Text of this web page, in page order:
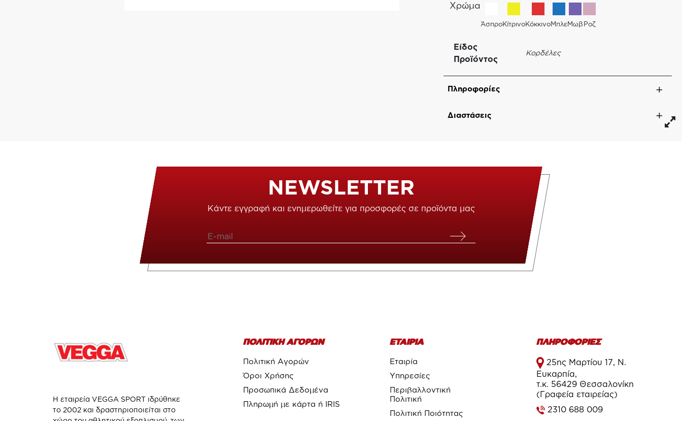
Χρώμα
ΆσπροΚίτρινοΚόκκινοΜπλεΜωβ Ροζ
Είδος
Προϊόντος
Κορδέλες
Πληροφορίες
Διαστάσεις
NEWSLETTER
Κάντε εγγραφή και ενημερωθείτε για προσφορές σε προϊόντα μας
Η εταιρεία VEGGA SPORT ιδρύθηκε
το 2002 και δραστηριοποιείται στο
ΠΟΛΙΤΙΚΗ ΑΓΟΡΩΝ
Πολιτική Αγορών
Όροι Χρήσης
Προσωπικά Δεδομένα
Πληρωμή με κάρτα ή IRIS
ΕΤΑΙΡΙΑ
Εταιρία
Υπηρεσίες
Περιβαλλοντική
Πολιτική
Πολιτική Ποιότητας
ΠΛΗΡΟΦΟΡΙΕΣ
25ης Μαρτίου 17, Ν.
Ευκαρπία,
τ.κ. 56429 Θεσσαλονίκη
(Γραφεία εταιρείας)
2310 688 009